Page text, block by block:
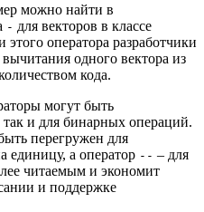
можно найти в
- для векторов в классе
этого оператора разработчики
одного вектора из
кода.
могут быть
и для бинарных операций.
перегружен для
единицу, а оператор -- – для
читаемым и экономит
и поддержке